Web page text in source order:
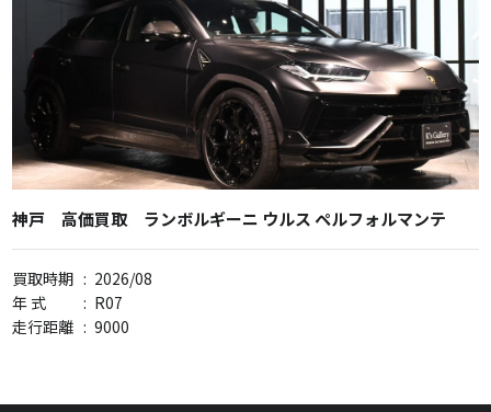
神戸 高価買取 ランボルギーニ ウルス ペルフォルマンテ
買取時期 : 2026/08
年 式
: R07
走行距離 : 9000